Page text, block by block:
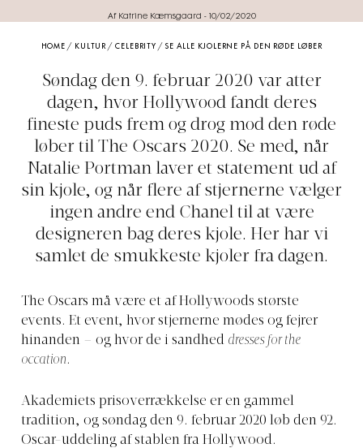
Af Katrine Kæmsgaard - 10/02/2020
HOME / KULTUR / CELEBRITY / SE ALLE KJOLERNE PÅ DEN RØDE LØBER
Søndag den 9. februar 2020 var atter
dagen, hvor Hollywood fandt deres
fineste puds frem og drog mod den røde
løber til The Oscars 2020. Se med, når
Natalie Portman laver et statement ud af
sin kjole, og når flere af stjernerne vælger
ingen andre end Chanel til at være
designeren bag deres kjole. Her har vi
samlet de smukkeste kjoler fra dagen.
The Oscars må være et af Hollywoods største
events. Et event, hvor stjernerne mødes og fejrer
hinanden – og hvor de i sandhed dresses for the
occation.
Akademiets prisoverrækkelse er en gammel
tradition, og søndag den 9. februar 2020 løb den 92.
Oscar-uddeling af stablen fra Hollywood.